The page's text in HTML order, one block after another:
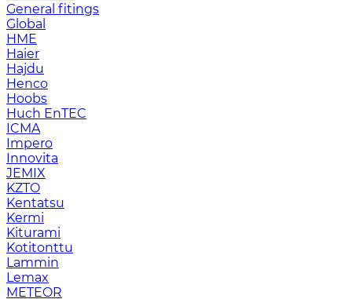
General fitings
Global
HME
Haier
Hajdu
Henco
Hoobs
Huch EnTEC
ICMA
Impero
Innovita
JEMIX
KZTO
Kentatsu
Kermi
Kiturami
Kotitonttu
Lammin
Lemax
METEOR